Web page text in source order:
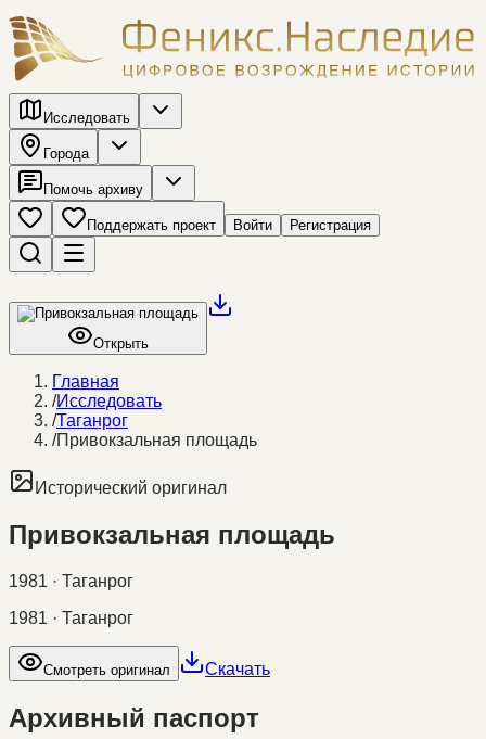
Исследовать
Города
Помочь архиву
Поддержать проект Войти Регистрация
Открыть
Главная
/Исследовать
/Таганрог
/Привокзальная площадь
Исторический оригинал
Привокзальная площадь
1981 · Таганрог
1981 · Таганрог
Смотреть оригинал Скачать
Архивный паспорт